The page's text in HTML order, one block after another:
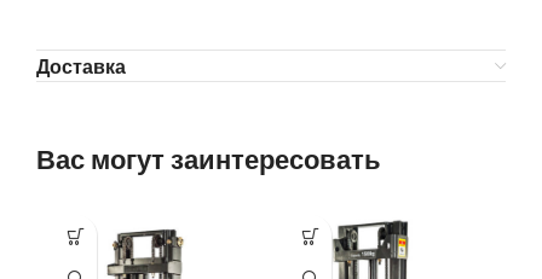
Доставка
Вас могут заинтересовать